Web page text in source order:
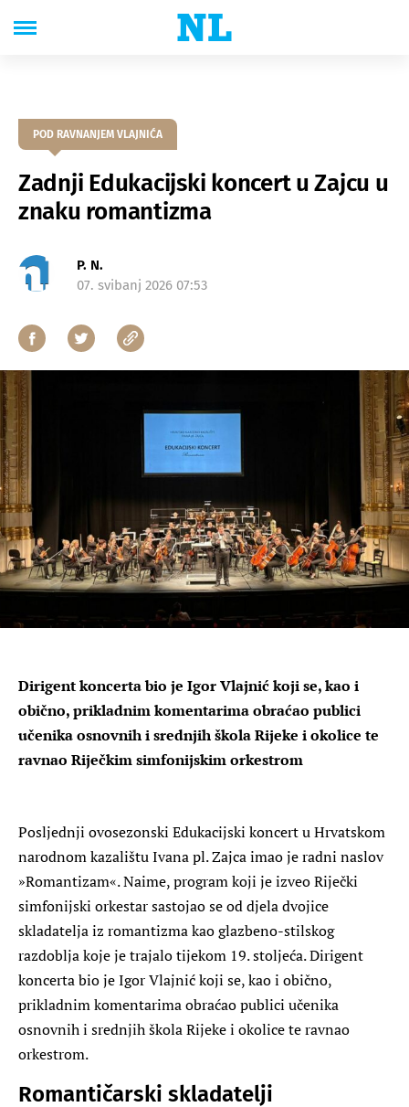
POD RAVNANJEM VLAJNIĆA
Zadnji Edukacijski koncert u Zajcu u
znaku romantizma
P. N.
07. svibanj 2026 07:53
Dirigent koncerta bio je Igor Vlajnić koji se, kao i
obično, prikladnim komentarima obraćao publici
učenika osnovnih i srednjih škola Rijeke i okolice te
ravnao Riječkim simfonijskim orkestrom
Posljednji ovosezonski Edukacijski koncert u Hrvatskom
narodnom kazalištu Ivana pl. Zajca imao je radni naslov
»Romantizam«. Naime, program koji je izveo Riječki
simfonijski orkestar sastojao se od djela dvojice
skladatelja iz romantizma kao glazbeno-stilskog
razdoblja koje je trajalo tijekom 19. stoljeća. Dirigent
koncerta bio je Igor Vlajnić koji se, kao i obično,
prikladnim komentarima obraćao publici učenika
osnovnih i srednjih škola Rijeke i okolice te ravnao
orkestrom.
Romantičarski skladatelji